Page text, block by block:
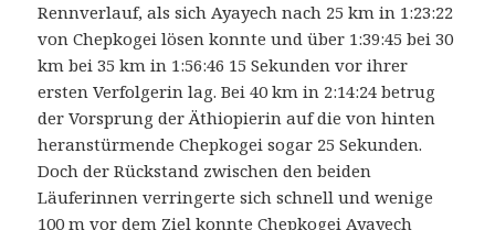
Rennverlauf, als sich Ayayech nach 25 km in 1:23:22
von Chepkogei lösen konnte und über 1:39:45 bei 30
km bei 35 km in 1:56:46 15 Sekunden vor ihrer
ersten Verfolgerin lag. Bei 40 km in 2:14:24 betrug
der Vorsprung der Äthiopierin auf die von hinten
heranstürmende Chepkogei sogar 25 Sekunden.
Doch der Rückstand zwischen den beiden
Läuferinnen verringerte sich schnell und wenige
100 m vor dem Ziel konnte Chepkogei Ayayech